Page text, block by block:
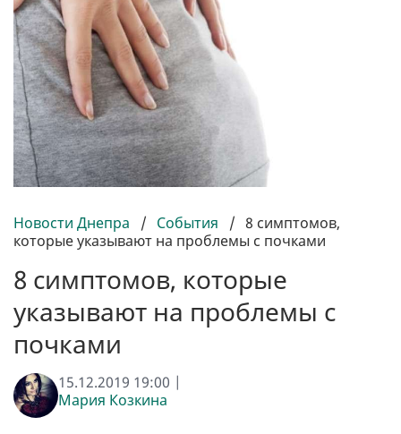
Новости Днепра / События / 8 симптомов,
которые указывают на проблемы с почками
8 симптомов, которые
указывают на проблемы с
почками
15.12.2019 19:00 |
Мария Козкина